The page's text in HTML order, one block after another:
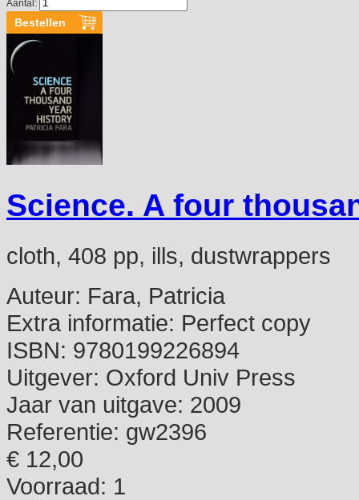
Aantal:
Science. A four
cloth, 408 pp, ills, dustwrappers
Auteur: Fara, Patricia
Extra informatie: Perfect copy
ISBN: 9780199226894
Uitgever: Oxford Univ Press
Jaar van uitgave: 2009
Referentie: gw2396
€ 12,00
Voorraad: 1